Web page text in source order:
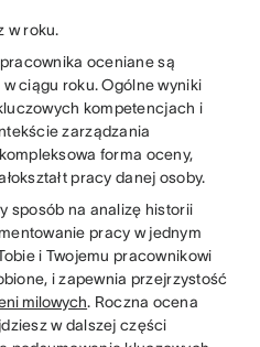
w roku.
oceniane są
w ciągu roku. Ogólne wyniki
kompetencjach i
zarządzania
forma oceny,
pracy danej osoby.
sposób na analizę historii
pracy w jednym
i Twojemu pracownikowi
i zapewnia przejrzystość
milowych. Roczna ocena
w dalszej części